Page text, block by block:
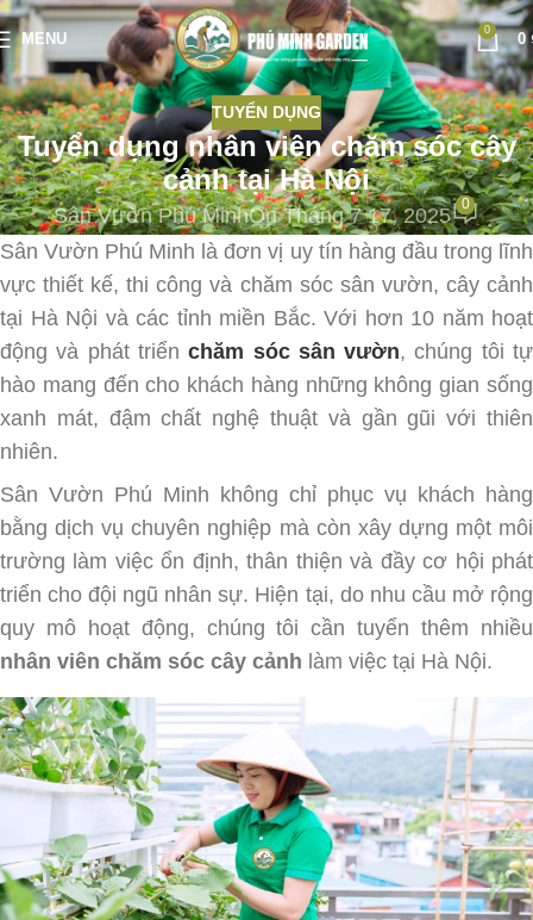
MENU
0
0
TUYỂN DỤNG
Tuyển dụng nhân viên chăm sóc cây
cảnh tại Hà Nội
Sân Vườn Phú MinhOn Tháng 7 17, 2025 0
Sân Vườn Phú Minh là đơn vị uy tín hàng đầu trong lĩnh
vực thiết kế, thi công và chăm sóc sân vườn, cây cảnh
tại Hà Nội và các tỉnh miền Bắc. Với hơn 10 năm hoạt
động và phát triểnchăm sóc sân vườn, chúng tôi tự
hào mang đến cho khách hàng những không gian sống
xanh mát, đậm chất nghệ thuật và gần gũi với thiên
nhiên.
Sân Vườn Phú Minh không chỉ phục vụ khách hàng
bằng dịch vụ chuyên nghiệp mà còn xây dựng một môi
trường làm việc ổn định, thân thiện và đầy cơ hội phát
triển cho đội ngũ nhân sự. Hiện tại, do nhu cầu mở rộng
quy mô hoạt động, chúng tôi cần tuyển thêm nhiều
nhân viên chăm sóc cây cảnh làm việc tại Hà Nội.